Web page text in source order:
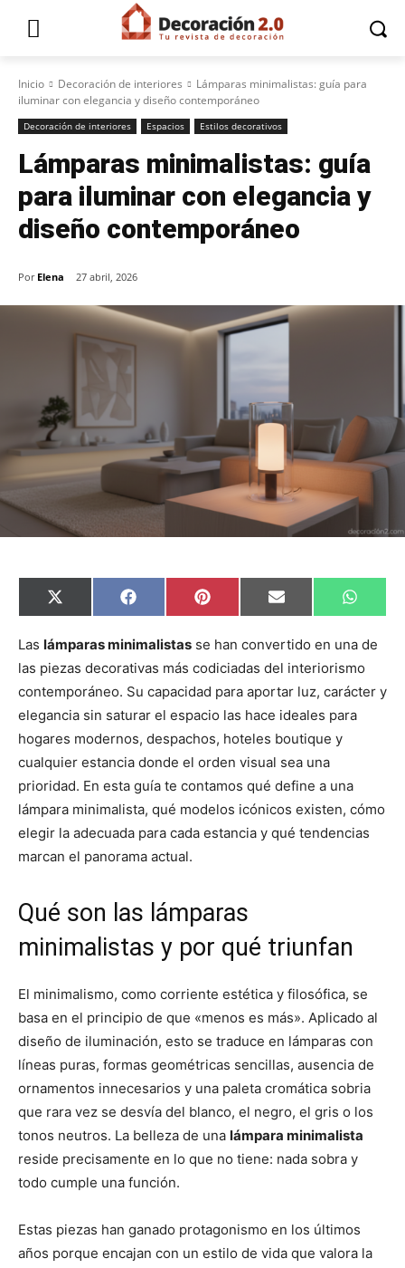
Inicio Decoración de interiores
Lámparas minimalistas: guía para
iluminar con elegancia y diseño contemporáneo
Decoración de interiores Espacios Estilos decorativos
Lámparas minimalistas: guía
para iluminar con elegancia y
diseño contemporáneo
Por Elena 27 abril, 2026
C
o
p
a
r
i
r
e
n
X
(
w
t
t
e
r
)
C
o
p
r
t
i
r
e
n
F
a
e
o
o
k
C
o
p
r
t
i
r
e
n
P
i
t
r
e
s
t
C
o
p
r
i
r
e
n
E
m
i
C
o
p
r
t
i
r
e
W
h
t
A
p
p
Las lámparas minimalistas se han convertido en una de
las piezas decorativas más codiciadas del interiorismo
contemporáneo. Su capacidad para aportar luz, carácter y
elegancia sin saturar el espacio las hace ideales para
hogares modernos, despachos, hoteles boutique y
cualquier estancia donde el orden visual sea una
prioridad. En esta guía te contamos qué define a una
lámpara minimalista, qué modelos icónicos existen, cómo
elegir la adecuada para cada estancia y qué tendencias
marcan el panorama actual.
Qué son las lámparas
minimalistas y por qué triunfan
El minimalismo, como corriente estética y filosófica, se
basa en el principio de que «menos es más». Aplicado al
diseño de iluminación, esto se traduce en lámparas con
líneas puras, formas geométricas sencillas, ausencia de
ornamentos innecesarios y una paleta cromática sobria
que rara vez se desvía del blanco, el negro, el gris o los
tonos neutros. La belleza de una lámpara minimalista
reside precisamente en lo que no tiene: nada sobra y
todo cumple una función.
Estas piezas han ganado protagonismo en los últimos
años porque encajan con un estilo de vida que valora la